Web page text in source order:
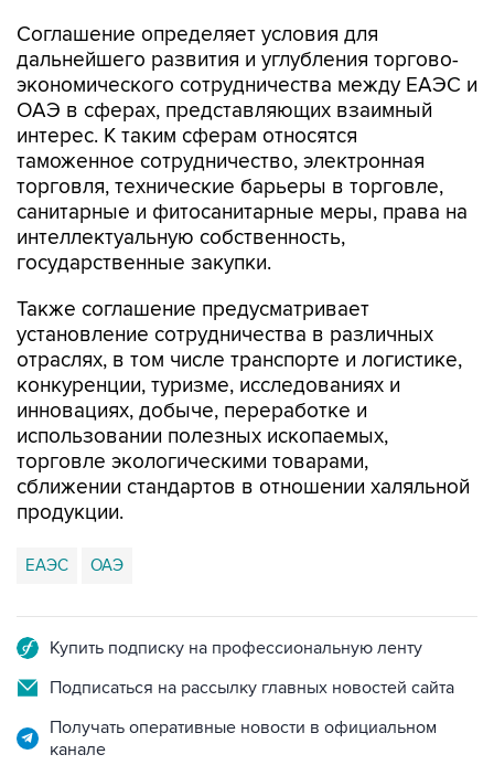
экономического сотрудничества между ЕАЭС и
ОАЭ в сферах, представляющих взаимный
интерес. К таким сферам относятся
таможенное сотрудничество, электронная
торговля, технические барьеры в торговле,
санитарные и фитосанитарные меры, права на
интеллектуальную собственность,
государственные закупки.
Также соглашение предусматривает
отраслях, в том числе транспорте и логистике,
конкуренции, туризме, исследованиях и
инновациях, добыче, переработке и
использовании полезных ископаемых,
торговле экологическими товарами,
сближении стандартов в отношении халяльной
продукции.
ЕАЭС ОАЭ
Подписаться на рассылку главных новостей сайта
Получать оперативные новости в официальном